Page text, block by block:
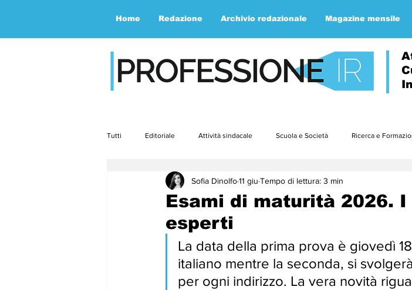
Home Redazione Archivio redazionale Magazine mensile
Tutti Editoriale Attività sindacale Scuola e Società Ricerca e
Contemporaneità Speciale Approfondimenti Parola ai lettori
maggio23
marzo24 maggio24
Esami di maturità 2026.
esperti
Sofia Dinolfo11 giu Tempo di lettura: 3 min
La data della prima prova è giovedì
italiano mentre la seconda, si
per ogni indirizzo. La vera novità